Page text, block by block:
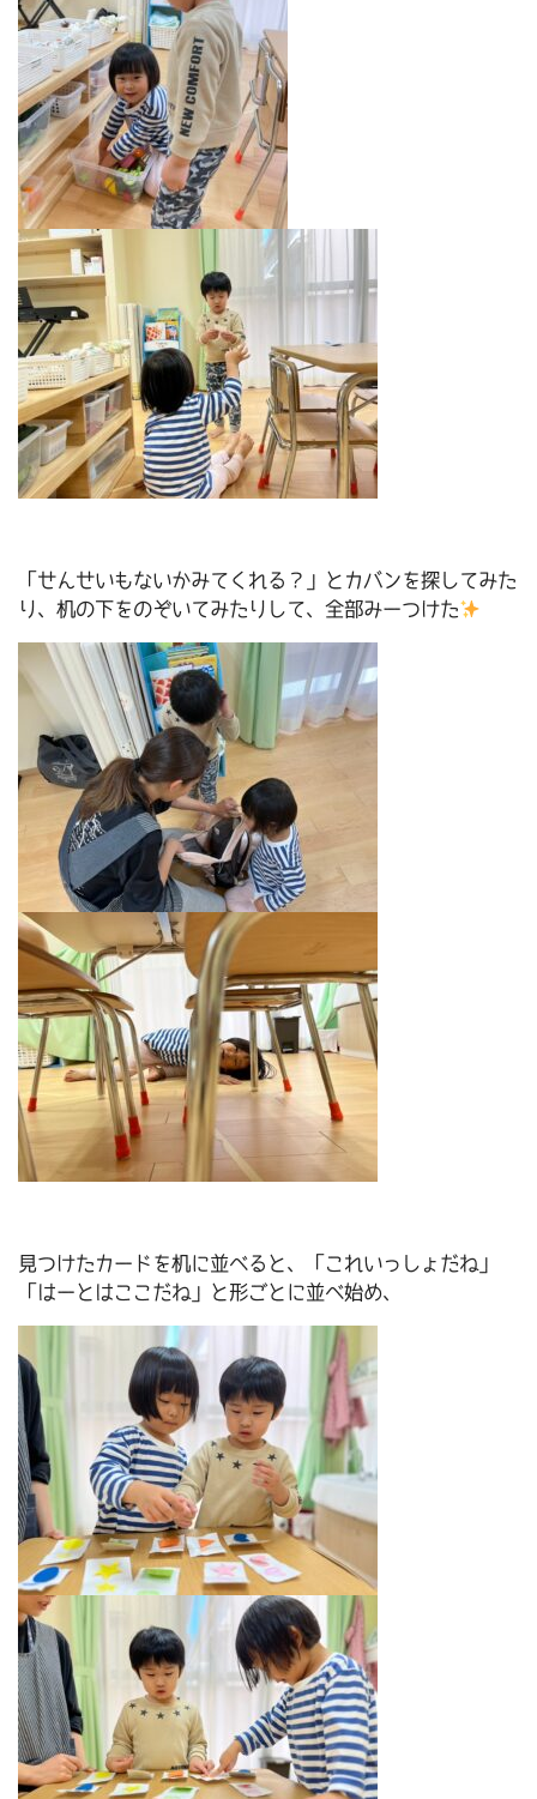
「せんせいもないかみてくれる？」とカバンを探してみた
り、机の下をのぞいてみたりして、全部みーつけた
見つけたカードを机に並べると、「これいっしょだね」
「はーとはここだね」と形ごとに並べ始め、